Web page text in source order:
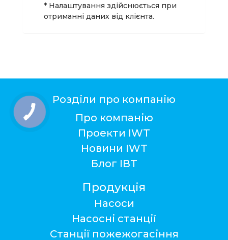
* Налаштування здійснюється при
отриманні даних від клієнта.
Розділи про компанію
Про компанію
Проекти IWT
Новини IWT
Блог ІВТ
Продукція
Насоси
Насосні станції
Станції пожежогасіння